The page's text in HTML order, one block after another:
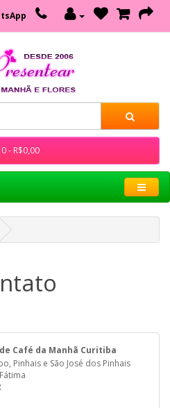
0 - R$0,00
Café da Manhã Curitiba
Pinhais e São José dos Pinhais